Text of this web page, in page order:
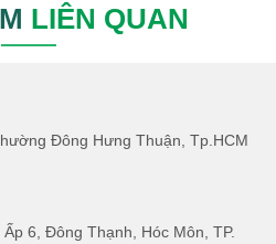
LIÊN QUAN
Đông Hưng Thuận, Tp.HCM
6, Đông Thạnh, Hóc Môn, TP.